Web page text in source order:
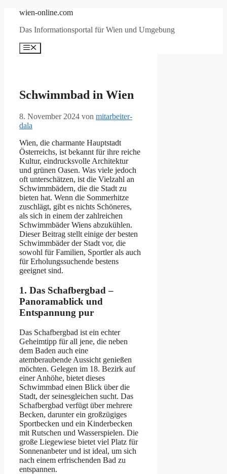
springen
wien-online.com
Das Informationsportal für Wien und Umgebung
Menü
Schwimmbad in Wien
8. November 2024 von mitarbeiter-
dala
Wien, die charmante Hauptstadt
Österreichs, ist bekannt für ihre reiche
Kultur, eindrucksvolle Architektur
und grünen Oasen. Was viele jedoch
oft unterschätzen, ist die Vielzahl an
Schwimmbädern, die die Stadt zu
bieten hat. Wenn die Sommerhitze
zuschlägt, gibt es nichts Schöneres,
als sich in einem der zahlreichen
Schwimmbäder Wiens abzukühlen.
Dieser Beitrag stellt einige der besten
Schwimmbäder der Stadt vor, die
sowohl für Familien, Sportler als auch
für Erholungssuchende bestens
geeignet sind.
1. Das Schafbergbad –
Panoramablick und
Entspannung pur
Das Schafbergbad ist ein echter
Geheimtipp für all jene, die neben
dem Baden auch eine
atemberaubende Aussicht genießen
möchten. Gelegen im 18. Bezirk auf
einer Anhöhe, bietet dieses
Schwimmbad einen Blick über die
Stadt, der seinesgleichen sucht. Das
Schafbergbad verfügt über mehrere
Becken, darunter ein großzügiges
Sportbecken und ein Kinderbecken
mit Rutschen und Wasserspielen. Die
große Liegewiese bietet viel Platz für
Sonnenanbeter und ist ideal, um sich
nach einem erfrischenden Bad zu
entspannen.